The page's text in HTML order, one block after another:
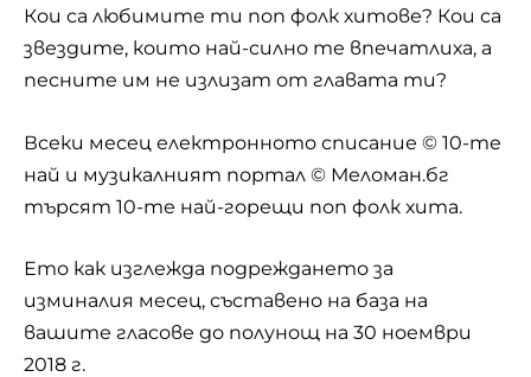
Кои са любимите ти поп фолк хитове? Кои са
звездите, които най-силно те впечатлиха, а
песните им не излизат от главата ти?
Всеки месец електронното списание © 10-те
най и музикалният портал © Меломан.бг
търсят 10-те най-горещи поп фолк хита.
Ето как изглежда подреждането за
изминалия месец, съставено на база на
вашите гласове до полунощ на 30 ноември
2018 г.